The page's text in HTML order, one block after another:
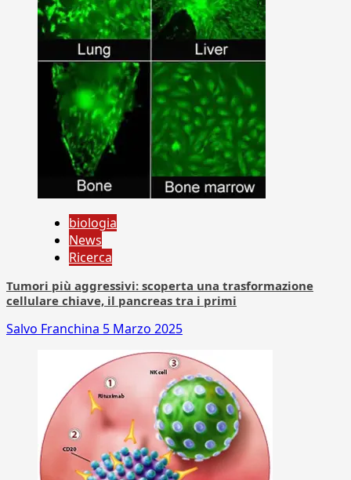
biologia
News
Ricerca
Tumori più aggressivi: scoperta una trasformazione
cellulare chiave, il pancreas tra i primi
Salvo Franchina 5 Marzo 2025